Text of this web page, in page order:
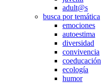
adult@s
busca por temática
emociones
autoestima
diversidad
convivencia
coeducación
ecología
humor